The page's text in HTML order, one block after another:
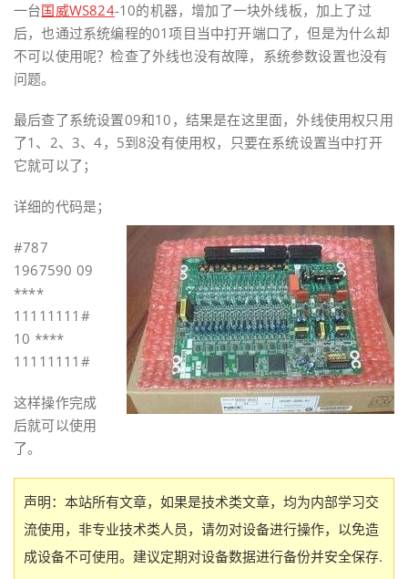
一台国威WS824-10的机器，增加了一块外线板，加上了过
后，也通过系统编程的01项目当中打开端口了，但是为什么却
不可以使用呢？检查了外线也没有故障，系统参数设置也没有
问题。
最后查了系统设置09和10，结果是在这里面，外线使用权只用
了1、2、3、4，5到8没有使用权，只要在系统设置当中打开
它就可以了；
详细的代码是；
#787
1967590 09
****
11111111#
10 ****
11111111#
这样操作完成
后就可以使用
了。
声明：本站所有文章，如果是技术类文章，均为内部学习交
流使用，非专业技术类人员，请勿对设备进行操作，以免造
成设备不可使用。建议定期对设备数据进行备份并安全保存.